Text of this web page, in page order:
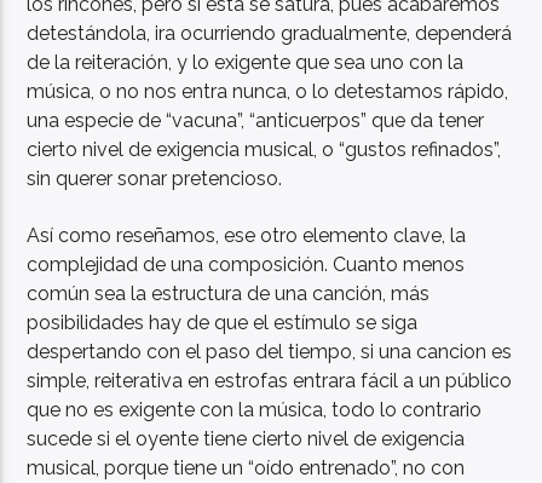
los rincones, pero si esta se satura, pues acabaremos
detestándola, ira ocurriendo gradualmente, dependerá
de la reiteración, y lo exigente que sea uno con la
música, o no nos entra nunca, o lo detestamos rápido,
una especie de “vacuna”, “anticuerpos” que da tener
cierto nivel de exigencia musical, o “gustos refinados”,
sin querer sonar pretencioso.
Así como reseñamos, ese otro elemento clave, la
complejidad de una composición. Cuanto menos
común sea la estructura de una canción, más
posibilidades hay de que el estímulo se siga
despertando con el paso del tiempo, si una cancion es
simple, reiterativa en estrofas entrara fácil a un público
que no es exigente con la música, todo lo contrario
sucede si el oyente tiene cierto nivel de exigencia
musical, porque tiene un “oído entrenado”, no con